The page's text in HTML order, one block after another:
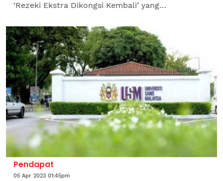
‘Rezeki Ekstra Dikongsi Kembali’ yang
RM438,800. Tawaran...
Pendapat
05 Apr 2023 01:45pm